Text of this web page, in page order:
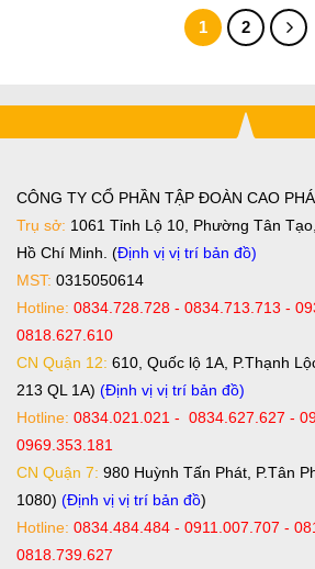
1 2
CÔNG TY CỔ PHẦN TẬP ĐOÀN CAO
Trụ sở: 1061 Tỉnh Lộ 10, Phường Tân
Hồ Chí Minh. (Định vị vị trí bản đồ)
MST: 0315050614
Hotline: 0834.728.728 - 0834.713.713 -
0818.627.610
CN Quận 12: 610, Quốc lộ 1A, P.Thạnh
213 QL 1A) (Định vị vị trí bản đồ)
Hotline: 0834.021.021 - 0834.627.627 -
0969.353.181
CN Quận 7: 980 Huỳnh Tấn Phát, P.Tân
1080) (Định vị vị trí bản đồ)
Hotline: 0834.484.484 - 0911.007.707 -
0818.739.627